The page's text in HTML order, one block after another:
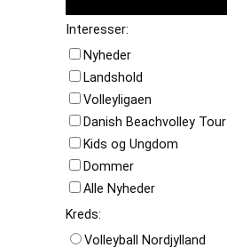
Interesser:
Nyheder
Landshold
Volleyligaen
Danish Beachvolley Tour
Kids og Ungdom
Dommer
Alle Nyheder
Kreds:
Volleyball Nordjylland